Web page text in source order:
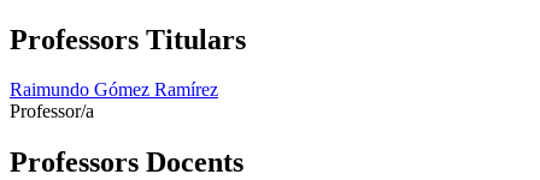
Professors Titulars
Raimundo Gómez Ramírez
Professor/a
Professors Docents